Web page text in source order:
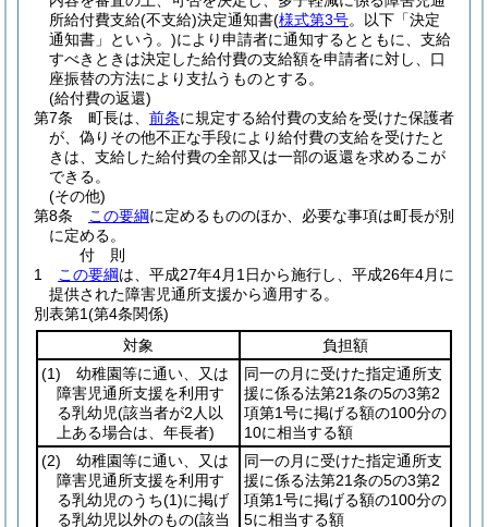
所給付費支給(不支給)決定通知書(様式第3号。以下「決定
通知書」という。)により申請者に通知するとともに、支給
すべきときは決定した給付費の支給額を申請者に対し、口
座振替の方法により支払うものとする。
(給付費の返還)
第7条
町長は、 前条に規定する給付費の支給を受けた保護者
が、偽りその他不正な手段により給付費の支給を受けたと
きは、支給した給付費の全部又は一部の返還を求めるこが
できる。
(その他)
第8条
この要綱に定めるもののほか、必要な事項は町長が別
に定める。
付 則
1
この要綱は、平成27年4月1日から施行し、平成26年4月に
提供された障害児通所支援から適用する。
別表第1(第4条関係)
対象
負担額
(1) 幼稚園等に通い、又は
障害児通所支援を利用す
る乳幼児(該当者が2人以
上ある場合は、年長者)
同一の月に受けた指定通所支
援に係る法第21条の5の3第2
項第1号に掲げる額の100分の
10に相当する額
(2) 幼稚園等に通い、又は
障害児通所支援を利用す
る乳幼児のうち(1)に掲げ
る乳幼児以外のもの(該当
同一の月に受けた指定通所支
援に係る法第21条の5の3第2
項第1号に掲げる額の100分の
5に相当する額